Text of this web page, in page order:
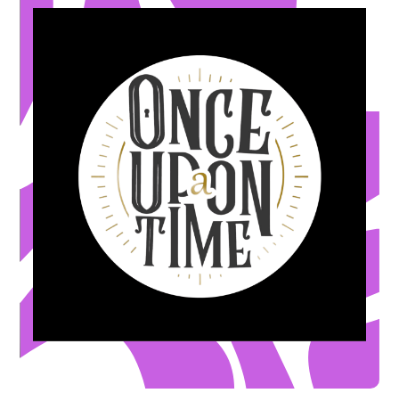
ESCAPE GAME ONCE UPON A
TIME
Escape Game
-10€
OFFRE DE BIENVENUE
de réduction sur la réservation d’une salle pour 2 ou 3
joueurs (appelez pour appliquer l'offre)
OFFRE DE BIENVENUE
de réduction sur la réservation d’une salle pour 4
joueurs et plus (appelez pour appliquer l'offre)
OFFRE ILLIMITÉE
Sur l’ensemble des salles d’escape game (école de
magie, hôpital Rosemary, super héros et super vilains).
(appelez pour appliquer l'offre)